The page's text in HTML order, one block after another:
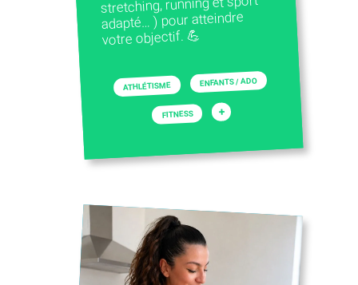
adapté… ) pour atteindre
votre objectif. 💪
ATHLÉTISME ENFANTS / ADO
FITNESS +